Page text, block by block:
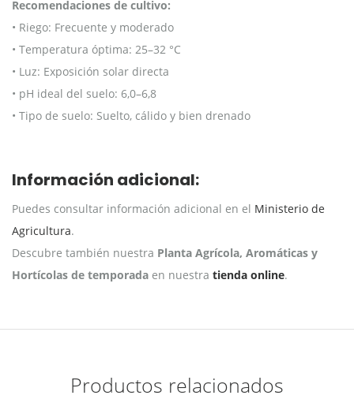
Recomendaciones de cultivo:
• Riego: Frecuente y moderado
• Temperatura óptima: 25–32 °C
• Luz: Exposición solar directa
• pH ideal del suelo: 6,0–6,8
• Tipo de suelo: Suelto, cálido y bien drenado
Información adicional:
Puedes consultar información adicional en el Ministerio de
Agricultura.
Descubre también nuestra Planta Agrícola, Aromáticas y
Hortícolas de temporada en nuestra tienda online.
Productos relacionados